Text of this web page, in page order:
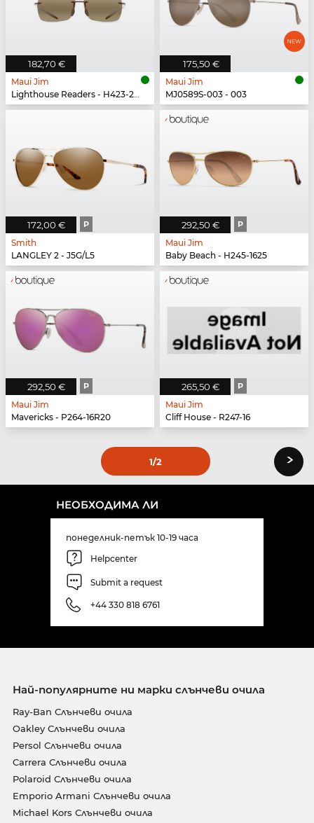
182,70 €
Maui Jim
Lighthouse Readers - H423-2625
175,50 €
Maui Jim
MJ0589S-003 - 003
172,00 € P
Smith
LANGLEY 2 - J5G/L5
292,50 € P
Maui Jim
Baby Beach - H245-1625
292,50 € P
Maui Jim
Mavericks - P264-16R20
265,50 € P
Maui Jim
Cliff House - R247-16
1/2 ›
НЕОБХОДИМА ЛИ
понеделник-петък 10-19 часа
Helpcenter
Submit a request
+44 330 818 6761
Най-популярните ни марки слънчеви очила
Ray-Ban Слънчеви очила
Oakley Слънчеви очила
Persol Слънчеви очила
Carrera Слънчеви очила
Polaroid Слънчеви очила
Emporio Armani Слънчеви очила
Michael Kors Слънчеви очила